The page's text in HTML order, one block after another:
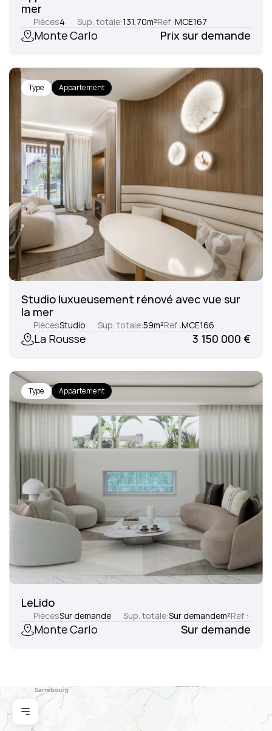
mer
Pièces4 Sup. totale:131,70m²Ref :MCE167
Monte Carlo Prix sur demande
Type Appartement
Studio luxueusement rénové avec vue sur
la mer
PiècesStudio Sup. totale:59m²Ref :MCE166
La Rousse 3 150 000 €
Type Appartement
LeLido
PiècesSur demande Sup. totale:Sur demandem²Ref :
Monte Carlo Sur demande